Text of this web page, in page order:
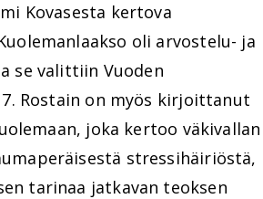
Kovasesta kertova
oli arvostelu- ja
se valittiin Vuoden
Rostain on myös kirjoittanut
joka kertoo väkivallan
stressihäiriöstä,
tarinaa jatkavan teoksen